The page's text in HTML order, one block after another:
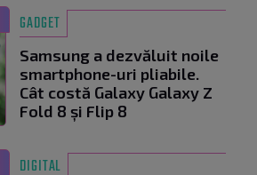
GADGET
Samsung a dezvăluit noile
smartphone-uri pliabile.
Cât costă Galaxy Galaxy Z
Fold 8 și Flip 8
DIGITAL